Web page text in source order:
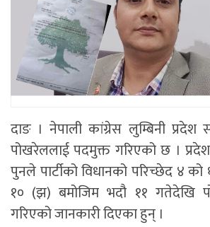
दाङ । नेपाली कांग्रेस लुम्बिनी प्रदेश
पोखरेललाई पदमुक्त गरिएको छ ।
पुनले पार्टीको विधानको परिच्छेद ४ को
१० (झ) बमोजिम भदौ ११ गतेदेखि
गरिएको जानकारी दिएका हुन् ।